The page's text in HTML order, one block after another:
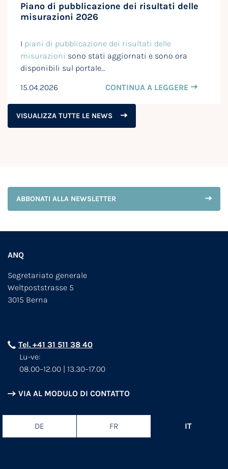
Piano di pubblicazione dei risultati delle
misurazioni 2026
I piani di pubblicazione dei risultati delle
misurazioni sono stati aggiornati e sono ora
disponibili sul portale…
15.04.2026
CONTINUA A LEGGERE
VISUALIZZA TUTTE LE NEWS
ABBONATI ALLA NEWSLETTER
ANQ
Segretariato generale
Weltpoststrasse 5
3015 Berna
Tel. +41 31 511 38 40
Lu-ve:
08.00–12.00 | 13.30–17.00
VIA AL MODULO DI CONTATTO
DE FR IT